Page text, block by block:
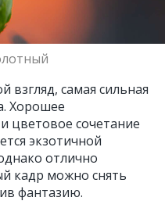
взгляд, самая сильная
Хорошее
цветовое сочетание
экзотичной
отлично
кадр можно снять
фантазию.